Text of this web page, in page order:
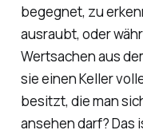
begegnet, zu
ausraubt, oder
Wertsachen aus
sie einen Keller
besitzt, die man
ansehen darf? Das